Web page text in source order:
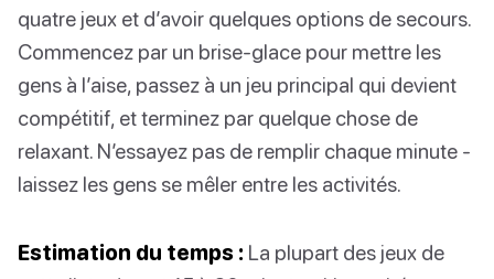
quatre jeux et d’avoir quelques options de secours.
Commencez par un brise-glace pour mettre les
gens à l’aise, passez à un jeu principal qui devient
compétitif, et terminez par quelque chose de
relaxant. N’essayez pas de remplir chaque minute -
laissez les gens se mêler entre les activités.
Estimation du temps : La plupart des jeux de